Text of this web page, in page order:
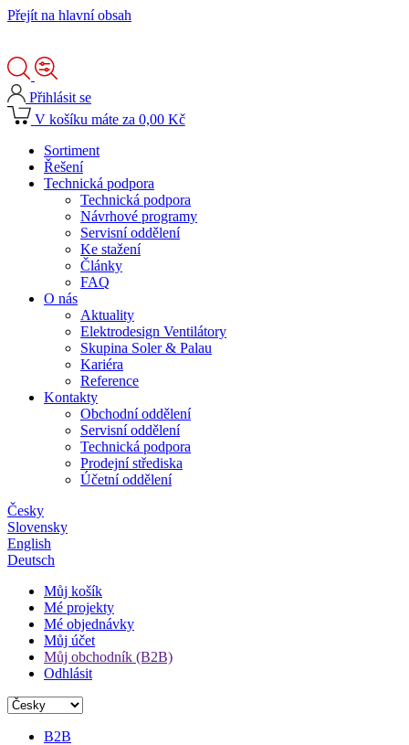
Přejít na hlavní obsah
Přihlásit se
V košíku máte za 0,00 Kč
Sortiment
Řešení
Technická podpora
Technická podpora
Návrhové programy
Servisní oddělení
Ke stažení
Články
FAQ
O nás
Aktuality
Elektrodesign Ventilátory
Skupina Soler & Palau
Kariéra
Reference
Kontakty
Obchodní oddělení
Servisní oddělení
Technická podpora
Prodejní střediska
Účetní oddělení
Česky
Slovensky
English
Deutsch
Můj košík
Mé projekty
Mé objednávky
Můj účet
Můj obchodník (B2B)
Odhlásit
B2B